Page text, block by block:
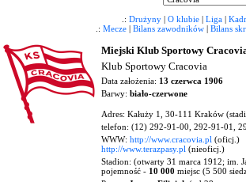
.: Drużyny| O klubie| Liga|
.: Mecze| Bilans zawodników| Bilans
Miejski Klub Sportowy
Klub Sportowy Cracovia
Data założenia: 13 czerwca 1906
Barwy: biało-czerwone
Adres: Kałuży 1, 30-111 Kraków
telefon: (12) 292-91-00, 292-91-01,
WWW: http://www.cracovia.pl (oficj.)
http://www.terazpasy.pl (nieoficj.)
Stadion: (otwarty 31 marca 1912; im.
pojemność - 10 000 miejsc (5 500